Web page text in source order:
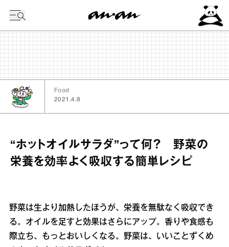
Food
2021.4.9
“ホットオイルサラダ”って何？ 野菜の
栄養を効率よく吸収する簡単レシピ
野菜は生より加熱したほうが、栄養を無駄なく吸収でき
る。オイルを足すと効果はさらにアップ。香りや食感も
際立ち、もっとおいしくなる。野菜は、いいことずくめ